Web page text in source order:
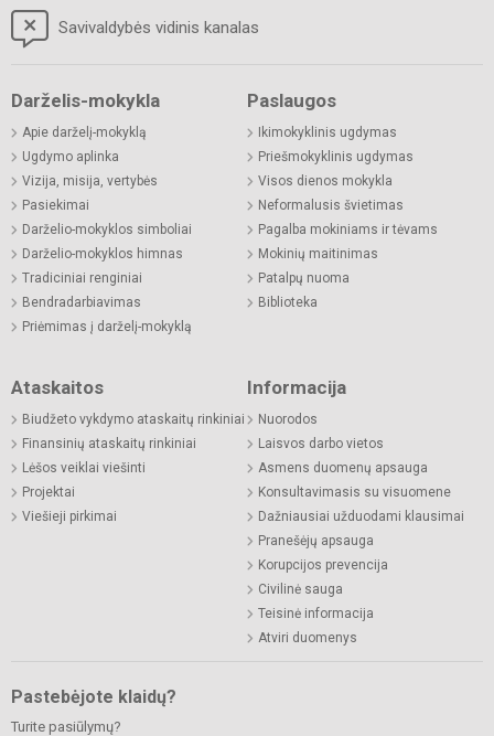
Savivaldybės vidinis kanalas
Darželis-mokykla
Apie darželį-mokyklą
Ugdymo aplinka
Vizija, misija, vertybės
Pasiekimai
Darželio-mokyklos simboliai
Darželio-mokyklos himnas
Tradiciniai renginiai
Bendradarbiavimas
Priėmimas į darželį-mokyklą
Paslaugos
Ikimokyklinis ugdymas
Priešmokyklinis ugdymas
Visos dienos mokykla
Neformalusis švietimas
Pagalba mokiniams ir tėvams
Mokinių maitinimas
Patalpų nuoma
Biblioteka
Ataskaitos
Biudžeto vykdymo ataskaitų rinkiniai
Finansinių ataskaitų rinkiniai
Lėšos veiklai viešinti
Projektai
Viešieji pirkimai
Informacija
Nuorodos
Laisvos darbo vietos
Asmens duomenų apsauga
Konsultavimasis su visuomene
Dažniausiai užduodami klausimai
Pranešėjų apsauga
Korupcijos prevencija
Civilinė sauga
Teisinė informacija
Atviri duomenys
Pastebėjote klaidų?
Turite pasiūlymų?